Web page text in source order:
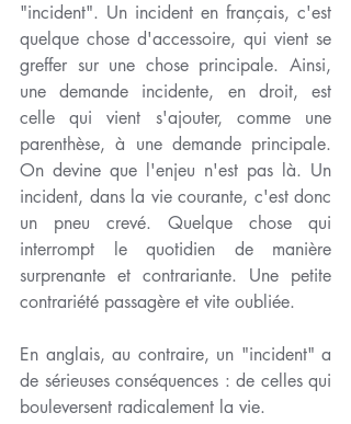
"incident". Un incident en français, c'est
quelque chose d'accessoire, qui vient se
greffer sur une chose principale. Ainsi,
une demande incidente, en droit, est
celle qui vient s'ajouter, comme une
parenthèse, à une demande principale.
On devine que l'enjeu n'est pas là. Un
incident, dans la vie courante, c'est donc
un pneu crevé. Quelque chose qui
interrompt le quotidien de manière
surprenante et contrariante. Une petite
contrariété passagère et vite oubliée.
En anglais, au contraire, un "incident" a
de sérieuses conséquences : de celles qui
bouleversent radicalement la vie.